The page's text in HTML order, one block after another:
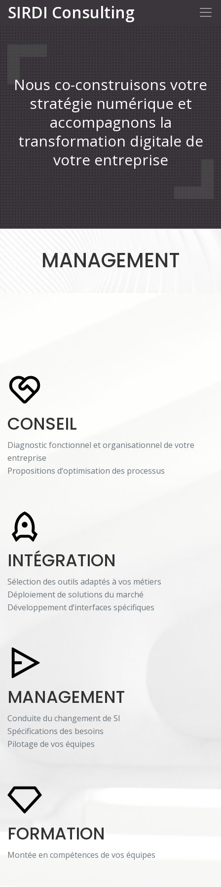
SIRDI Consulting
Nous co-construisons votre
stratégie numérique et
accompagnons la
transformation digitale de
votre entreprise
MANAGEMENT
CONSEIL
Diagnostic fonctionnel et organisationnel de votre
entreprise
Propositions d‘optimisation des processus
INTÉGRATION
Sélection des outils adaptés à vos métiers
Déploiement de solutions du marché
Développement d‘interfaces spécifiques
MANAGEMENT
Conduite du changement de SI
Spécifications des besoins
Pilotage de vos équipes
FORMATION
Montée en compétences de vos équipes